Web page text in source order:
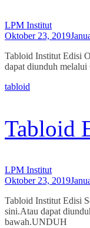
LPM Institut
Oktober 23, 2019
Tabloid Institut Edisi
dapat diunduh
tabloid
Tabloid
LPM Institut
Oktober 23, 2019
Tabloid Institut Edisi
sini.Atau dapat
bawah.UNDUH